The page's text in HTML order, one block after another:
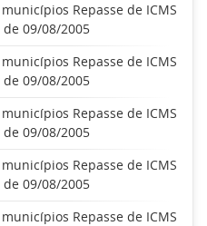
Repasse de ICMS
09/08/2005
Repasse de ICMS
09/08/2005
Repasse de ICMS
09/08/2005
Repasse de ICMS
09/08/2005
Repasse de ICMS